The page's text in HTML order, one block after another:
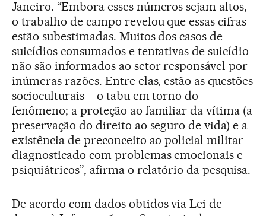
Janeiro. “Embora esses números sejam altos,
o trabalho de campo revelou que essas cifras
estão subestimadas. Muitos dos casos de
suicídios consumados e tentativas de suicídio
não são informados ao setor responsável por
inúmeras razões. Entre elas, estão as questões
socioculturais – o tabu em torno do
fenômeno; a proteção ao familiar da vítima (a
preservação do direito ao seguro de vida) e a
existência de preconceito ao policial militar
diagnosticado com problemas emocionais e
psiquiátricos”, afirma o relatório da pesquisa.
De acordo com dados obtidos via Lei de